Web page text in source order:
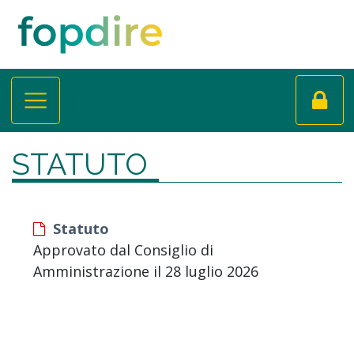
STATUTO
Statuto
Approvato dal Consiglio di
Amministrazione il 28 luglio 2026